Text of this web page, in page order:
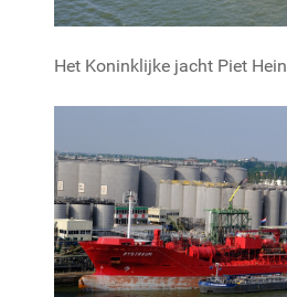
Het Koninklijke jacht Piet Hein